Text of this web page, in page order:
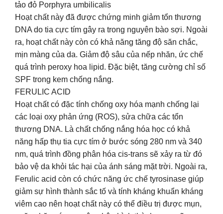
tảo đỏ Porphyra umbilicalis
Hoạt chất này đã được chứng minh giảm tổn thương
DNA do tia cực tím gây ra trong nguyên bào sợi. Ngoài
ra, hoạt chất này còn có khả năng tăng độ săn chắc,
mịn màng của da. Giảm độ sâu của nếp nhăn, ức chế
quá trình peroxy hoa lipid. Đặc biệt, tăng cường chỉ số
SPF trong kem chống nắng.
FERULIC ACID
Hoạt chất có đặc tính chống oxy hóa mạnh chống lại
các loại oxy phản ứng (ROS), sửa chữa các tổn
thương DNA. Là chất chống nắng hóa học có khả
năng hấp thụ tia cực tím ở bước sóng 280 nm và 340
nm, quá trình đồng phân hóa cis-trans sẽ xảy ra từ đó
bảo vệ da khỏi tác hại của ánh sáng mặt trời. Ngoài ra,
Ferulic acid còn có chức năng ức chế tyrosinase giúp
giảm sự hình thành sắc tố và tính kháng khuẩn kháng
viêm cao nên hoạt chất này có thể điều trị được mụn,